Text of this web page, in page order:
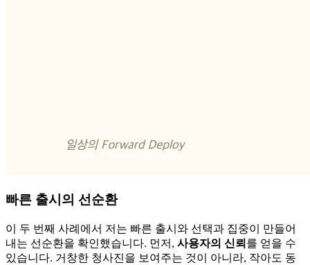
빠른 출시의 선순환
이 두 번째 사례에서 저는 빠른 출시와 선택과 집중이 만들어
내는 선순환을 확인했습니다. 먼저, 사용자의 신뢰 를 얻을 수
있습니다. 거창한 청사진을 보여주는 것이 아니라, 작아도 동